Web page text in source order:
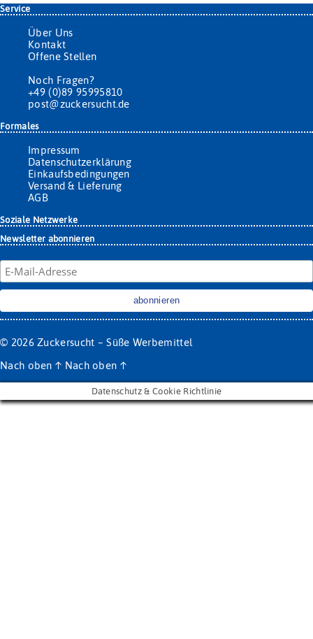
Service
Über Uns
Kontakt
Offene Stellen
Noch Fragen?
+49 (0)89 95995810
post@zuckersucht.de
Formales
Impressum
Datenschutzerklärung
Einkaufsbedingungen
Versand & Lieferung
AGB
Soziale Netzwerke
Newsletter abonnieren
© 2026 Zuckersucht – Süße Werbemittel
Nach oben↑ Nach oben ↑
Datenschutz & Cookie Richtlinie